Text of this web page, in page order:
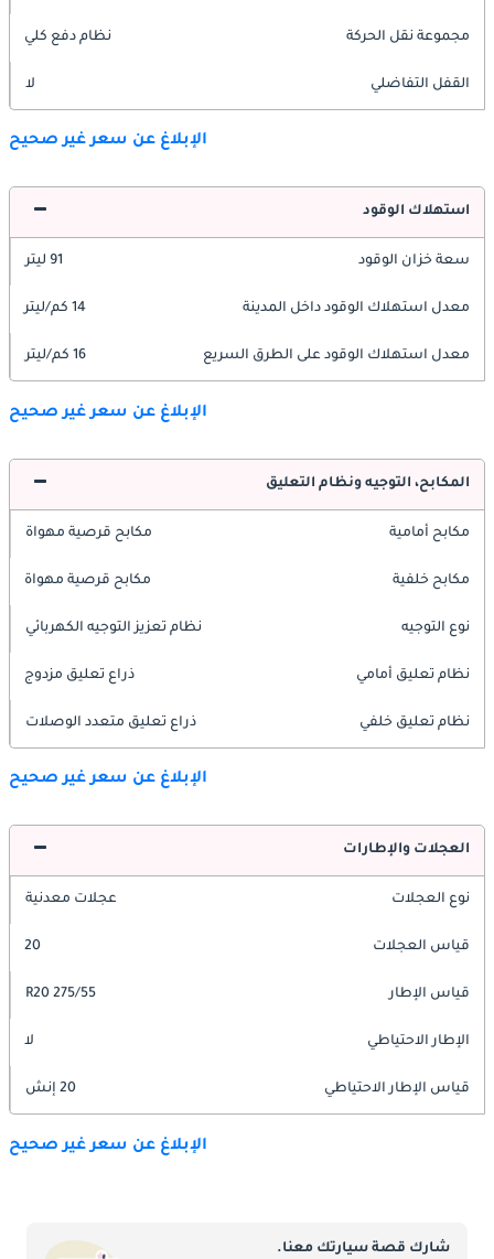
مجموعة نقل الحركة نظام دفع كلي
القفل التفاضلي لا
الإبلاغ عن سعر غير صحيح
استهلاك الوقود
سعة خزان الوقود 91 ليتر
معدل استهلاك الوقود داخل المدينة 14 كم/ليتر
معدل استهلاك الوقود على الطرق السريع 16 كم/ليتر
الإبلاغ عن سعر غير صحيح
المكابح، التوجيه ونظام التعليق
مكابح أمامية مكابح قرصية مهواة
مكابح خلفية مكابح قرصية مهواة
نوع التوجيه نظام تعزيز التوجيه الكهربائي
نظام تعليق أمامي ذراع تعليق مزدوج
نظام تعليق خلفي ذراع تعليق متعدد الوصلات
الإبلاغ عن سعر غير صحيح
العجلات والإطارات
نوع العجلات عجلات معدنية
قياس العجلات 20
قياس الإطار 275/55 R20
الإطار الاحتياطي لا
قياس الإطار الاحتياطي 20 إنش
الإبلاغ عن سعر غير صحيح
شارك قصة سيارتك معنا.